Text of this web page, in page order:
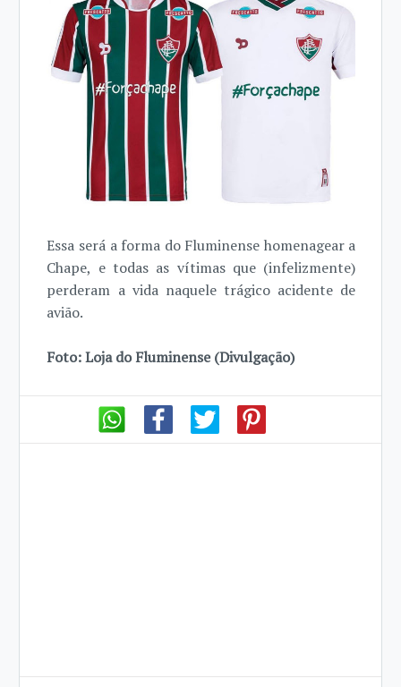
Essa será a forma do Fluminense homenagear a
Chape, e todas as vítimas que (infelizmente)
perderam a vida naquele trágico acidente de
avião.
Foto: Loja do Fluminense (Divulgação)